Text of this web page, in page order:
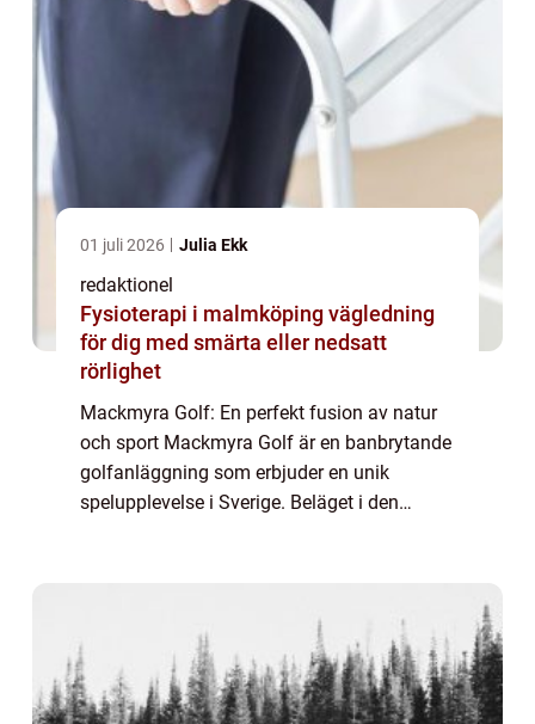
01 juli 2026 Julia Ekk
redaktionel
Fysioterapi i malmköping vägledning
för dig med smärta eller nedsatt
rörlighet
Mackmyra Golf: En perfekt fusion av natur
och sport Mackmyra Golf är en banbrytande
golfanläggning som erbjuder en unik
spelupplevelse i Sverige. Beläget i den